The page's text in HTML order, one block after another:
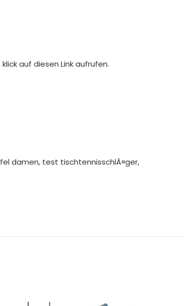
auf diesen Link aufrufen.
damen, test tischtennisschlÃ¤ger,